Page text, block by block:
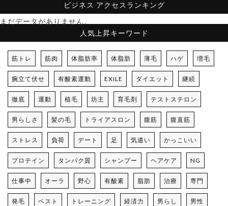
ビジネス アクセスランキング
まだデータがありません。
人気上昇キーワード
筋トレ 筋肉 体脂肪率 体脂肪 薄毛 ハゲ 増毛
腕立て伏せ 有酸素運動 EXILE ダイエット 継続
徹底 運動 植毛 坊主 育毛剤 テストステロン
男らしさ 髪の毛 トライアスロン 腹筋 腹直筋
ストレス 負荷 デート 足 気遣い かっこいい
プロテイン タンパク質 シャンプー ヘアケア NG
仕事中 オーラ 野心 有酸素 脂肪 治療 専門
発毛 ベスト トレーニング 経済力 男らし 男性